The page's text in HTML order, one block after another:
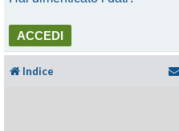
Indice